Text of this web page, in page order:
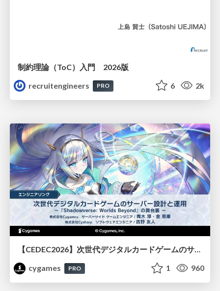
制約理論（ToC）入門 2026版
recruitengineers
PRO 6 2k
【CEDEC2026】次世代デジタルカードゲームのサーバー設計と運用 〜『Shadowverse: Worlds Beyond』の舞台裏～
cygames
PRO 1 960